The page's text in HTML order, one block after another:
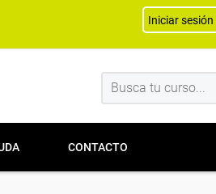
Iniciar sesión
CONTACTO